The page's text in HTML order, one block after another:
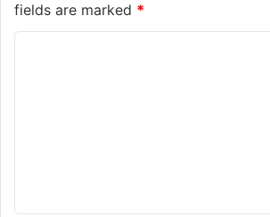
fields are marked *